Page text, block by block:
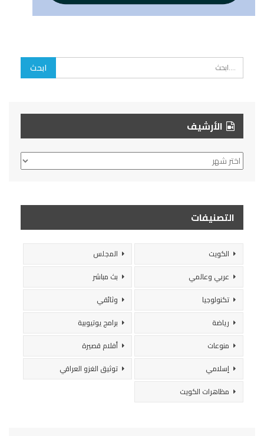
الأرشيف
الأرشيف
التصنيفات
الكويت
المجلس
عربي وعالمي
بث مباشر
تكنولوجيا
وثائقي
رياضة
برامج يوتيوبية
منوعات
أفلام قصيرة
إسلامي
توثيق الغزو العراقي
مظاهرات الكويت